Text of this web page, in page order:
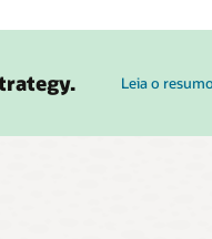
Leia o resumo